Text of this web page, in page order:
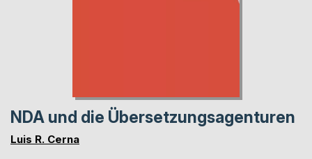
NDA und die Übersetzungsagenturen
Luis R. Cerna